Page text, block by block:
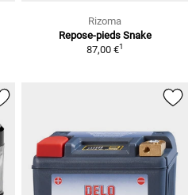
Rizoma
Repose-pieds Snake
87,00 €1